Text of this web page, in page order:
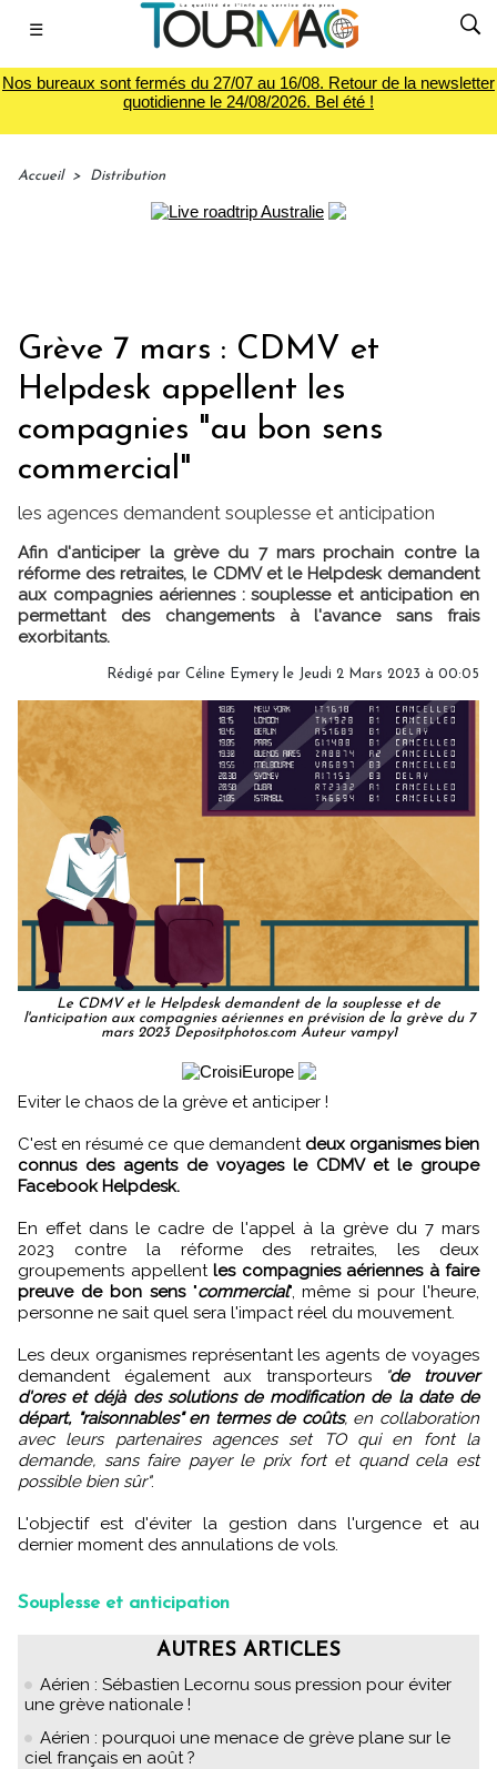
☰
Nos bureaux sont fermés du 27/07 au 16/08. Retour de la newsletter
quotidienne le 24/08/2026. Bel été !
Accueil > Distribution
Grève 7 mars : CDMV et
Helpdesk appellent les
compagnies "au bon sens
commercial"
les agences demandent souplesse et anticipation
Afin d'anticiper la grève du 7 mars prochain contre la
réforme des retraites, le CDMV et le Helpdesk demandent
aux compagnies aériennes : souplesse et anticipation en
permettant des changements à l'avance sans frais
exorbitants.
Rédigé par Céline Eymery le Jeudi 2 Mars 2023 à 00:05
Le CDMV et le Helpdesk demandent de la souplesse et de
l'anticipation aux compagnies aériennes en prévision de la grève du 7
mars 2023 Depositphotos.com Auteur vampy1
Eviter le chaos de la grève et anticiper !
C'est en résumé ce que demandent deux organismes bien
connus des agents de voyages le CDMV et le groupe
Facebook Helpdesk.
En effet dans le cadre de l'appel à la grève du 7 mars
2023 contre la réforme des retraites, les deux
groupements appellent les compagnies aériennes à faire
preuve de bon sens"commercial", même si pour l'heure,
personne ne sait quel sera l'impact réel du mouvement.
Les deux organismes représentant les agents de voyages
demandent également aux transporteurs
"de trouver
d'ores et déjà des solutions de modification de la date de
départ, "raisonnables" en termes de coûts, en collaboration
avec leurs partenaires agences set TO qui en font la
demande, sans faire payer le prix fort et quand cela est
possible bien sûr".
L'objectif est d'éviter la gestion dans l'urgence et au
dernier moment des annulations de vols.
Souplesse et anticipation
AUTRES ARTICLES
Aérien : Sébastien Lecornu sous pression pour éviter
une grève nationale !
Aérien : pourquoi une menace de grève plane sur le
ciel français en août ?